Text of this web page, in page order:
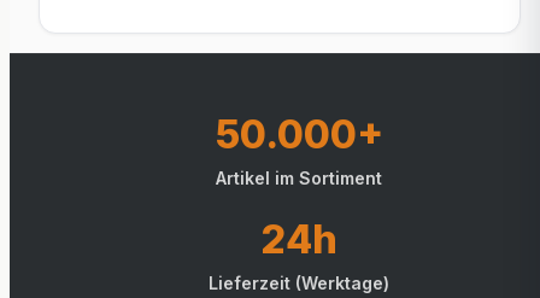
50.000+
Artikel im Sortiment
24h
Lieferzeit (Werktage)